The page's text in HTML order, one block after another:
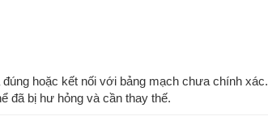
hoặc kết nối với bảng mạch chưa chính xác.
đã bị hư hỏng và cần thay thế.